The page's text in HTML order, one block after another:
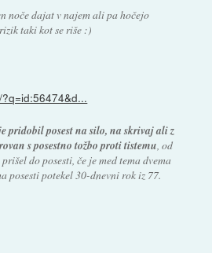
noče dajat v najem ali pa hočejo
taki kot se riše :)
pridobil posest na silo, na skrivaj ali z
s posestno tožbo proti tistemu, od
do posesti, če je med tema dvema
posesti potekel 30-dnevni rok iz 77.